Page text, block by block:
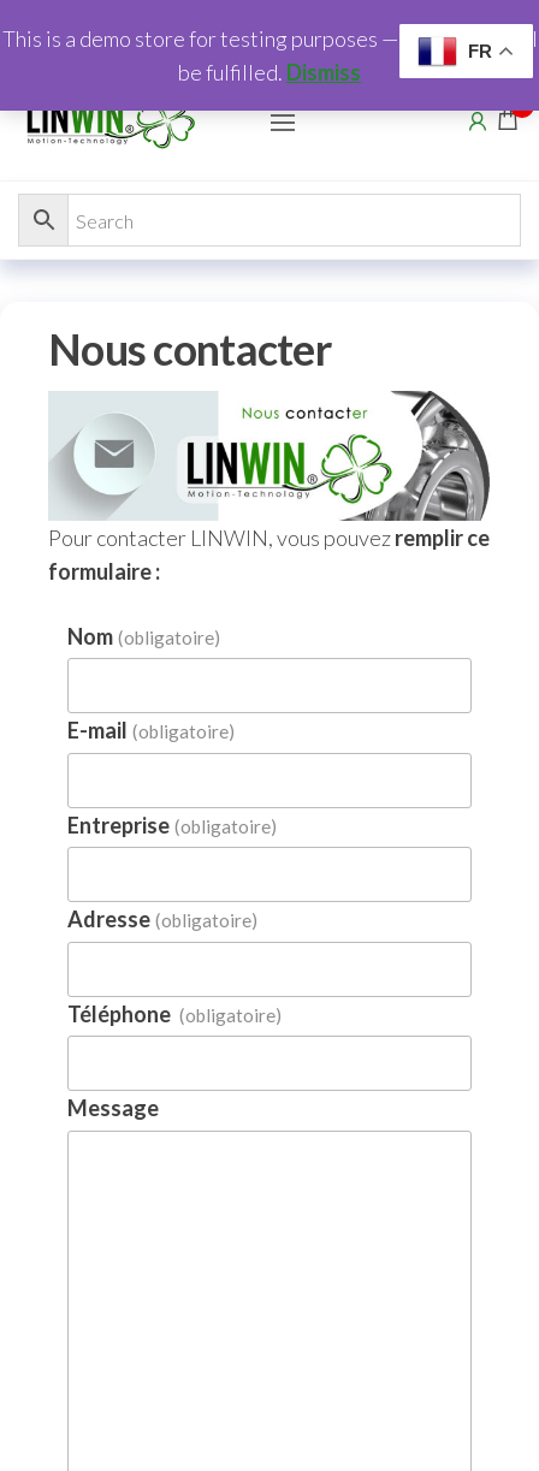
Nous contacter
Pour contacter LINWIN, vous pouvezremplir ce
formulaire :
Nom (obligatoire)
E-mail (obligatoire)
Entreprise (obligatoire)
Adresse (obligatoire)
Téléphone (obligatoire)
Message
FR
This is a demo store for testing purposes — no orders shall
be fulfilled. Dismiss